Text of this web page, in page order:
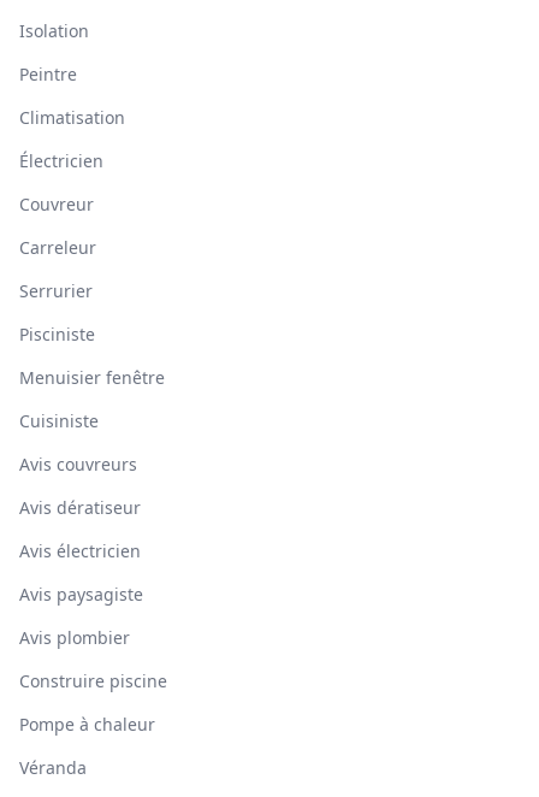
Isolation
Peintre
Climatisation
Électricien
Couvreur
Carreleur
Serrurier
Pisciniste
Menuisier fenêtre
Cuisiniste
Avis couvreurs
Avis dératiseur
Avis électricien
Avis paysagiste
Avis plombier
Construire piscine
Pompe à chaleur
Véranda